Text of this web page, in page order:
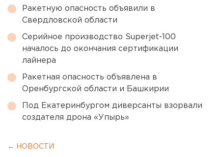
Ракетную опасность объявили в
Свердловской области
Серийное производство Superjet-100
началось до окончания сертификации
лайнера
Ракетная опасность объявлена в
Оренбургской области и Башкирии
Под Екатеринбургом диверсанты взорвали
создателя дрона «Упырь»
← НОВОСТИ